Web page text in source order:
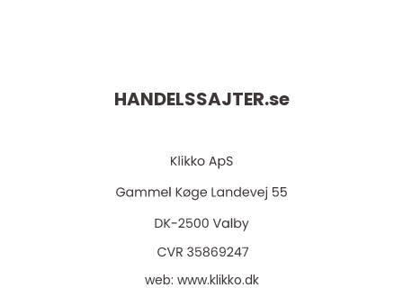
HANDELSSAJTER.se
web: www.klikko.dk